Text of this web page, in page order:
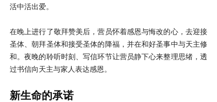
活中活出爱。
在晚上进行了敬拜赞美后，营员怀着感恩与悔改的心，去迎接
圣体、朝拜圣体和接受圣体的降福，并在和好圣事中与天主修
和。夜晚的聆听时刻、写信环节让营员静下心来整理思绪，透
过书信向天主与家人表达感恩。
新生命的承诺